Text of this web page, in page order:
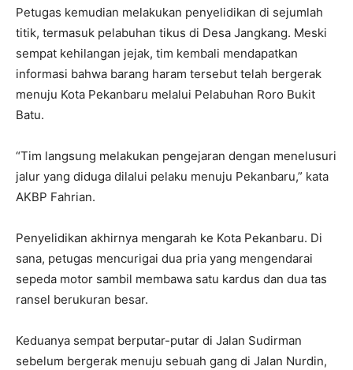
Petugas kemudian melakukan penyelidikan di sejumlah
titik, termasuk pelabuhan tikus di Desa Jangkang. Meski
sempat kehilangan jejak, tim kembali mendapatkan
informasi bahwa barang haram tersebut telah bergerak
menuju Kota Pekanbaru melalui Pelabuhan Roro Bukit
Batu.
“Tim langsung melakukan pengejaran dengan menelusuri
jalur yang diduga dilalui pelaku menuju Pekanbaru,” kata
AKBP Fahrian.
Penyelidikan akhirnya mengarah ke Kota Pekanbaru. Di
sana, petugas mencurigai dua pria yang mengendarai
sepeda motor sambil membawa satu kardus dan dua tas
ransel berukuran besar.
Keduanya sempat berputar-putar di Jalan Sudirman
sebelum bergerak menuju sebuah gang di Jalan Nurdin,